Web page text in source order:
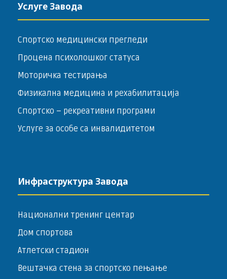
Услуге Завода
Спортско медицински прегледи
Процена психолошког статуса
Моторичка тестирања
Физикална медицина и рехабилитација
Спортско – ­рекреативни програми
Услуге за особе са инвалидитетом
Инфраструктура Завода
Национални тренинг центар
Дом спортова
Атлетски стадион
Вештачка стена за спортско пењање